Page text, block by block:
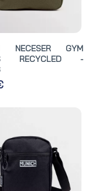
NECESER GYM
RECYCLED -